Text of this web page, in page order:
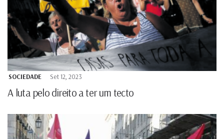
SOCIEDADE Set 12, 2023
A luta pelo direito a ter um tecto